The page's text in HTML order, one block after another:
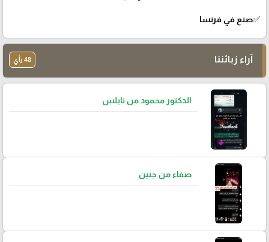
✅صنع في فرنسا
آراء زبائننا 48 رأي
الدكتور محمود من نابلس
صفاء من جنين